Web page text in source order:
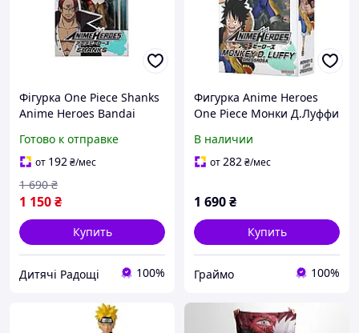
Фігурка One Piece Shanks
Anime Heroes Bandai
Готово к отправке
от 192₴/мес
1 150₴
1 690 ₴
Купить
Дитячі Радощі 100%
Фигурка Anime Heroes
One Piece Монки Д.Луффи
В наличии
от282₴/мес
1 690₴
Купить
Граймо 100%